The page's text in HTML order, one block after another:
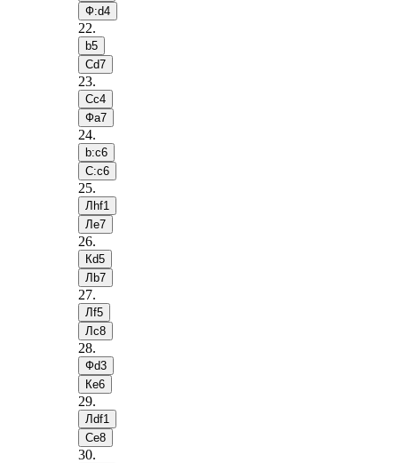
Ф:d4
22.
b5
Сd7
23.
Сc4
Фa7
24.
b:c6
С:c6
25.
Лhf1
Лe7
26.
Кd5
Лb7
27.
Лf5
Лc8
28.
Фd3
Кe6
29.
Лdf1
Сe8
30.